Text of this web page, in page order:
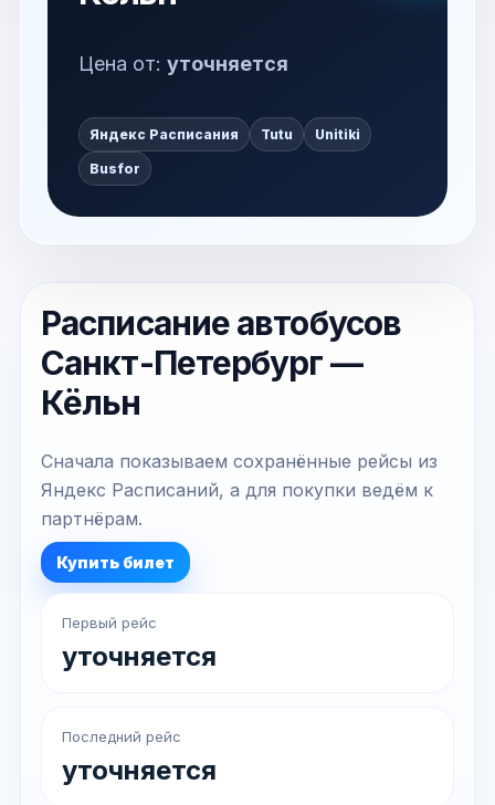
Цена от: уточняется
Яндекс Расписания Tutu Unitiki
Busfor
Расписание автобусов
Санкт-Петербург —
Кёльн
Сначала показываем сохранённые рейсы из
Яндекс Расписаний, а для покупки ведём к
партнёрам.
Купить билет
Первый рейс
уточняется
Последний рейс
уточняется